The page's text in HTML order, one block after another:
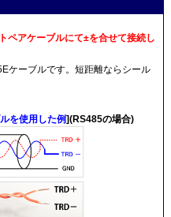
ペアケーブルにて±を合せて接続し
ケーブルです。短距離ならシール
を使用した例](RS485の場合)